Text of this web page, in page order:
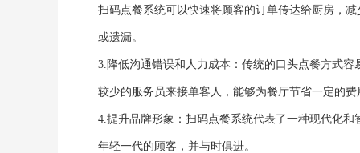
扫码点餐系统可以快速将顾客的订单传达给厨房，
或遗漏。
3.降低沟通错误和人力成本：传统的口头点餐方式
较少的服务员来接单客人，能够为餐厅节省一定的费
4.提升品牌形象： 扫码点餐系统代表了一种现代化和
年轻一代的顾客，并与时俱进。